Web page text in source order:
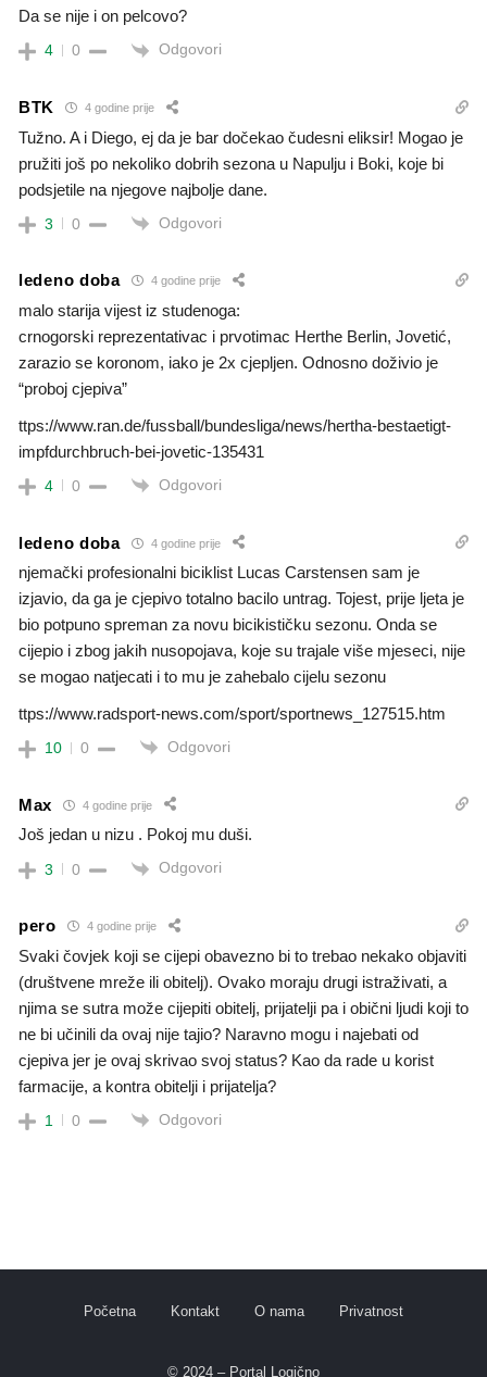
Da se nije i on pelcovo?
4 0 Odgovori
BTK 4 godine prije
Tužno. A i Diego, ej da je bar dočekao čudesni eliksir! Mogao je
pružiti još po nekoliko dobrih sezona u Napulju i Boki, koje bi
podsjetile na njegove najbolje dane.
3 0 Odgovori
ledeno doba 4 godine prije
malo starija vijest iz studenoga:
crnogorski reprezentativac i prvotimac Herthe Berlin, Jovetić,
zarazio se koronom, iako je 2x cjepljen. Odnosno doživio je
“proboj cjepiva”
ttps://www.ran.de/fussball/bundesliga/news/hertha-bestaetigt-
impfdurchbruch-bei-jovetic-135431
4 0 Odgovori
ledeno doba 4 godine prije
njemački profesionalni biciklist Lucas Carstensen sam je
izjavio, da ga je cjepivo totalno bacilo untrag. Tojest, prije ljeta je
bio potpuno spreman za novu bicikističku sezonu. Onda se
cijepio i zbog jakih nusopojava, koje su trajale više mjeseci, nije
se mogao natjecati i to mu je zahebalo cijelu sezonu
ttps://www.radsport-news.com/sport/sportnews_127515.htm
10 0 Odgovori
Max 4 godine prije
Još jedan u nizu . Pokoj mu duši.
3 0 Odgovori
pero 4 godine prije
Svaki čovjek koji se cijepi obavezno bi to trebao nekako objaviti
(društvene mreže ili obitelj). Ovako moraju drugi istraživati, a
njima se sutra može cijepiti obitelj, prijatelji pa i obični ljudi koji to
ne bi učinili da ovaj nije tajio? Naravno mogu i najebati od
cjepiva jer je ovaj skrivao svoj status? Kao da rade u korist
farmacije, a kontra obitelji i prijatelja?
1 0 Odgovori
Početna Kontakt O nama Privatnost
© 2024 – Portal Logično